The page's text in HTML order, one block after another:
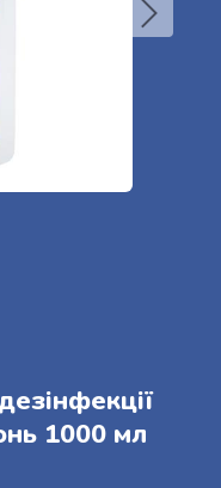
1000 мл